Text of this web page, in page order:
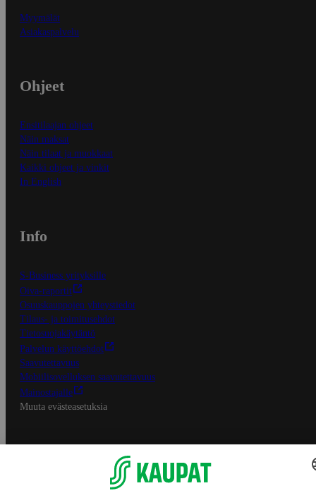
Myymälät
Asiakaspalvelu
Ohjeet
Ensitilaajan ohjeet
Näin maksat
Näin tilaat ja muokkaat
Kaikki ohjeet ja vinkit
In English
Info
S-Business yrityksille
Oiva-raportit
Osuuskauppojen yhteystiedot
Tilaus- ja toimitusehdot
Tietosuojakäytäntö
Palvelun käyttöehdot
Saavutettavuus
Mobiilisovelluksen saavutettavuus
Mainostajalle
Muuta evästeasetuksia
S-ryhmän palvelut